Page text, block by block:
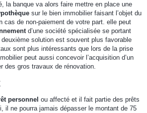
la banque va alors faire mettre en place une
sur le bien immobilier faisant l’objet du
cas de non-paiement de votre part. elle peut
d’une société spécialisée se portant
solution est souvent plus favorable
sont plus intéressants que lors de la prise
peut aussi concevoir l’acquisition d’un
des gros travaux de rénovation.
personnel ou affecté et il fait partie des prêts
il ne pourra jamais dépasser le montant de 75